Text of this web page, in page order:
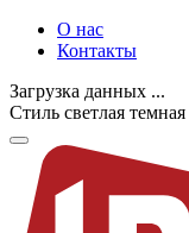
О нас
Контакты
Загрузка данных ...
Стиль светлая темная